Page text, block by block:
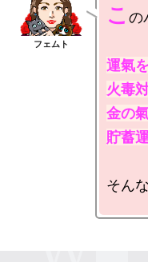
こ の
運氣
火毒
金の
貯蓄
そん